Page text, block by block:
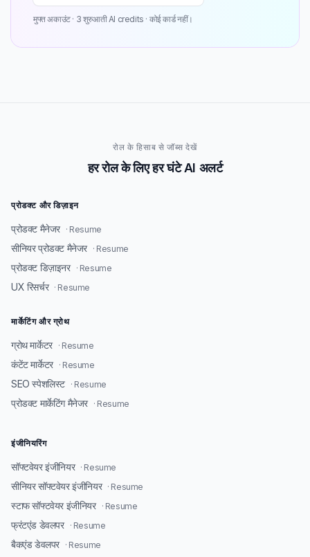
मुफ्त अकाउंट · 3 शुरुआती AI credits · कोई कार्ड नहीं।
रोल के हिसाब से जॉब्स देखें
हर रोल के लिए हर घंटे AI अलर्ट
प्रोडक्ट और डिज़ाइन
प्रोडक्ट मैनेजर · Resume
सीनियर प्रोडक्ट मैनेजर · Resume
प्रोडक्ट डिज़ाइनर · Resume
UX रिसर्चर · Resume
मार्केटिंग और ग्रोथ
ग्रोथ मार्केटर · Resume
कंटेंट मार्केटर · Resume
SEO स्पेशलिस्ट · Resume
प्रोडक्ट मार्केटिंग मैनेजर · Resume
इंजीनियरिंग
सॉफ्टवेयर इंजीनियर · Resume
सीनियर सॉफ्टवेयर इंजीनियर · Resume
स्टाफ सॉफ्टवेयर इंजीनियर · Resume
फ्रंटएंड डेवलपर · Resume
बैकएंड डेवलपर · Resume